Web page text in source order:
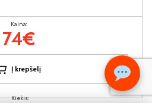
Kiekis:
Kaina:
74€
Į krepšelį